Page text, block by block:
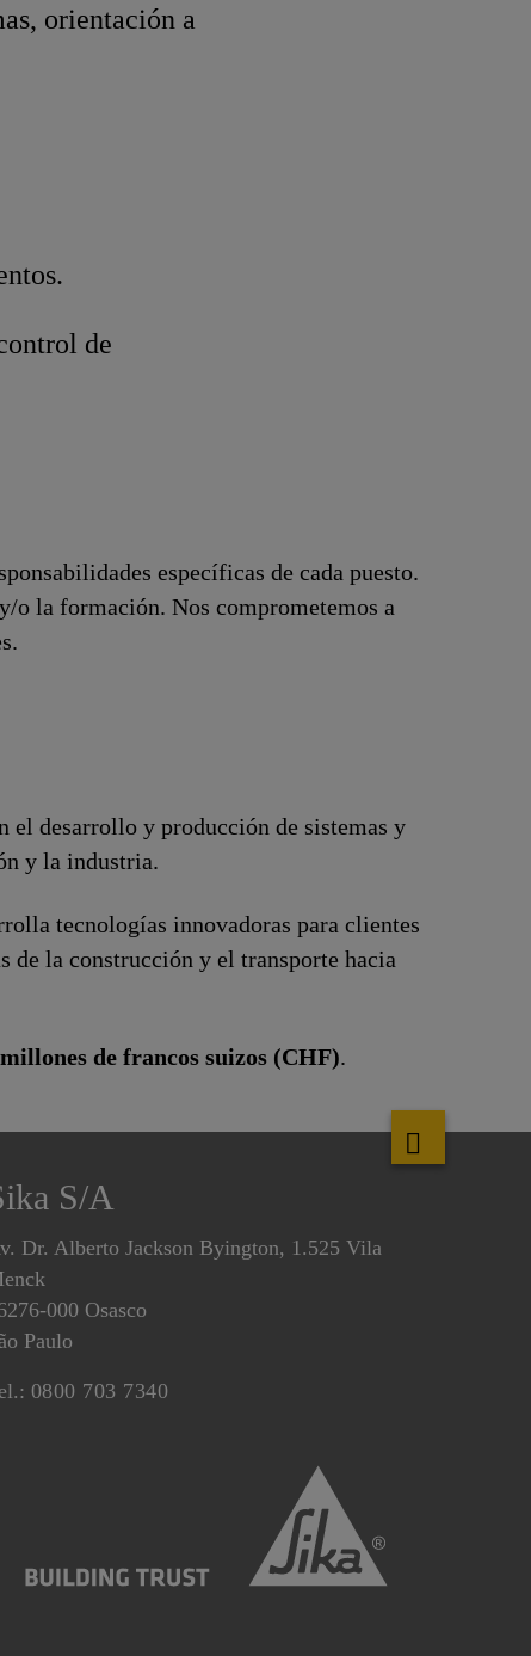
orientación a
de
específicas de cada puesto.
o la formación. Nos comprometemos a
el desarrollo y producción de sistemas y
y la industria.
tecnologías innovadoras para clientes
de la construcción y el transporte hacia
millones de francos suizos (CHF).
S/A
Dr. Alberto Jackson Byington, 1.525 Vila
000 Osasco
Paulo
0800 703 7340